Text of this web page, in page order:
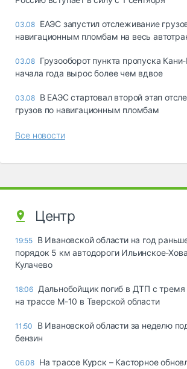
03.08 ЕАЭС запустил отслеживание
навигационным пломбам на весь
03.08 Грузооборот пункта пропуска
начала года вырос более чем вдвое
03.08 В ЕАЭС стартовал второй этап
грузов по навигационным пломбам
Все новости
Центр
19:55 В Ивановской области на год
порядок 5 км автодороги Ильинское-
Кулачево
18:06 Дальнобойщик погиб в ДТП с тремя
на трассе М-10 в Тверской области
11:50
В Ивановской области за неделю
бензин
06.08 На трассе Курск – Касторное